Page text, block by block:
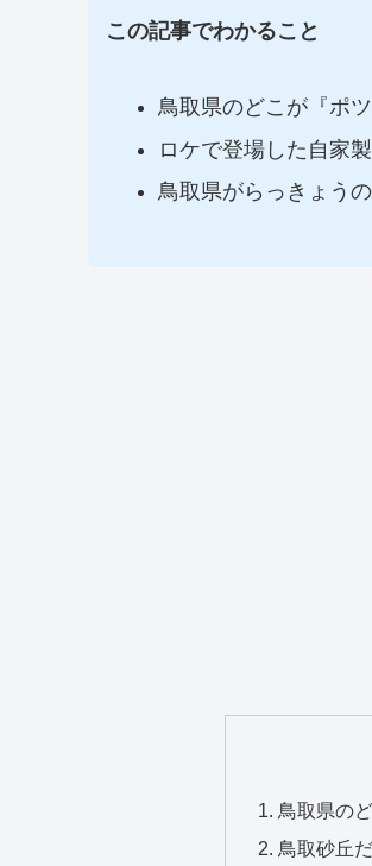
この記事でわかること
鳥取県のどこが『ポ
ロケで登場した自家
鳥取県がらっきょう
鳥取県の
鳥取砂丘